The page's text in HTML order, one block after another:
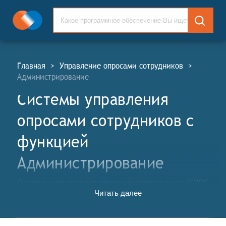
Главная > Управление опросами сотрудников >
Администрирование
Системы управления
опросами сотрудников c
функцией
Администрирование
англ. Employee Surveys Management Systems, ESM) –
организациям собирать, анализировать и
Читать далее